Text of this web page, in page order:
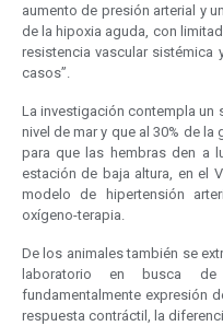
aumento de presión arterial y
de la hipoxia aguda, con
resistencia vascular
casos”.
La investigación contempla
nivel de mar y que al 30% de
para que las hembras den a
estación de baja altura, en el
modelo de hipertensión
oxígeno-terapia.
De los animales también se
laboratorio en busca
fundamentalmente expresión
respuesta contráctil, la